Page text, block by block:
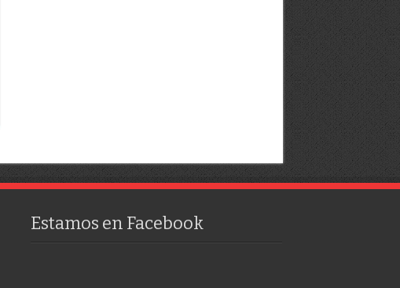
Estamos en Facebook